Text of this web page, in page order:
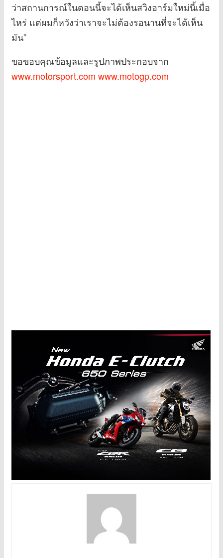
ว่าสถานการณ์ในตอนนี้จะได้เห็นสวิงอาร์มใหม่นี้เมื่อ
ไหร่ แต่ผมก็หวังว่าเราจะไม่ต้องรอนานที่จะได้เห็น
มัน”
ขอขอบคุณข้อมูลและรูปภาพประกอบจาก
www.motorsport.com www.motogp.com